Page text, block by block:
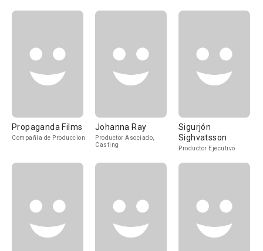
Propaganda Films
Compañía de Produccion
Johanna Ray
Productor Asociado,
Casting
Sigurjón
Sighvatsson
Productor Ejecutivo